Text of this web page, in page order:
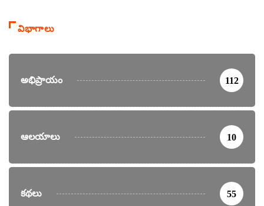
విభాగాలు
అభిప్రాయం 112
ఆలయాలు 10
కథలు 55